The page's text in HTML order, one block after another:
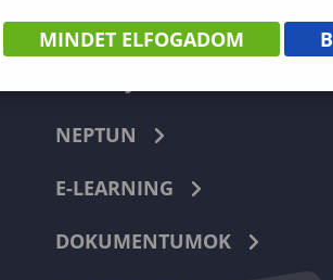
TELEFONKÖNYV
NEPTUN
E-LEARNING
DOKUMENTUMOK
MINDET ELFOGADOM